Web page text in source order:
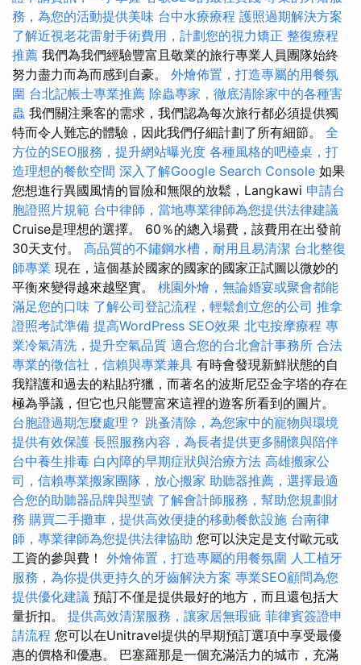
務，為您的活動提供美味 台中水療療程 護照過期解決方案
了解近視老花雷射手術費用，計劃您的視力矯正 整復療程
推薦 我們為我們經驗豐富且敬業的旅行專業人員團隊始終
努力盡力而為而感到自豪。 外燴佈置，打造專屬的用餐氛
圍 台北記帳士專業推薦 除蟲專家，徹底清除家中的各種害
蟲 我們關注乘客的需求，我們認為每次旅行都必須提供獨
特而令人難忘的體驗，因此我們仔細計劃了所有細節。 全
方位的SEO服務，提升網站曝光度 各種風格的吧檯桌，打
造理想的餐飲空間 深入了解Google Search Console 如果
您想進行異國風情的冒險和無限的放鬆，Langkawi 申請台
胞證照片規範 台中律師，當地專業律師為您提供法律建議
Cruise是理想的選擇。 60％的總入場費，該費用在出發前
30天支付。 高品質的不鏽鋼水槽，耐用且易清潔 台北整復
師專業 現在，這個基於國家的國家的國家正試圖以微妙的
平衡來變得越來越堅實。 桃園外燴，無論婚宴或聚會都能
滿足您的口味 了解公司登記流程，輕鬆創立您的公司 推拿
證照考試準備 提高WordPress SEO效果 北屯按摩療程 專
業冷氣清洗，提升空氣品質 適合您的台北會計事務所 合法
專業的徵信社，信賴與專業兼具 有時會發現新鮮狀態的自
我辯護和過去的粘貼狩獵，而著名的波斯尼亞金字塔的存在
極為爭議，但它也只能豐富來這裡的遊客所看到的圖片。
台胞證過期怎麼處理？ 跳蚤清除，為您家中的寵物與環境
提供有效保護 長照服務內容，為長者提供更多關懷與陪伴
台中養生排毒 白內障的早期症狀與治療方法 高雄搬家公
司，信賴專業搬家團隊，放心搬家 助聽器推薦，選擇最適
合您的助聽器品牌與型號 了解會計師服務，幫助您規劃財
務 購買二手攤車，提供高效便捷的移動餐飲設施 台南律
師，專業律師為您提供法律協助 您可以決定是支付歐元或
工資的參與費！ 外燴佈置，打造專屬的用餐氛圍 人工植牙
服務，為你提供更持久的牙齒解決方案 專業SEO顧問為您
提供優化建議 預訂不僅是提供最好的地方，而且還包括大
量折扣。 提供高效清潔服務，讓家居無瑕疵 菲律賓簽證申
請流程 您可以在Unitravel提供的早期預訂選項中享受最優
惠的價格和優惠。 巴塞羅那是一個充滿活力的城市，充滿